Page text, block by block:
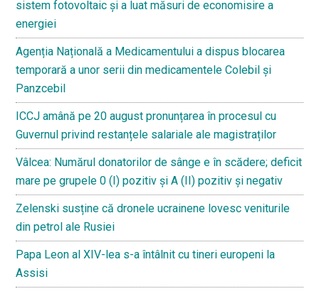
sistem fotovoltaic și a luat măsuri de economisire a
energiei
Agenția Națională a Medicamentului a dispus blocarea
temporară a unor serii din medicamentele Colebil și
Panzcebil
ICCJ amână pe 20 august pronunțarea în procesul cu
Guvernul privind restanțele salariale ale magistraților
Vâlcea: Numărul donatorilor de sânge e în scădere; deficit
mare pe grupele 0 (I) pozitiv și A (II) pozitiv și negativ
Zelenski susține că dronele ucrainene lovesc veniturile
din petrol ale Rusiei
Papa Leon al XIV-lea s-a întâlnit cu tineri europeni la
Assisi